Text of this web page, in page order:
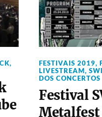
,
FESTIVAIS 2019,
LIVESTREAM,
DOS CONCERTOS
Festival
Metalfest